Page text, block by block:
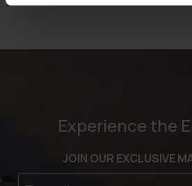
Experience the
JOIN OUR EXCLUSIVE